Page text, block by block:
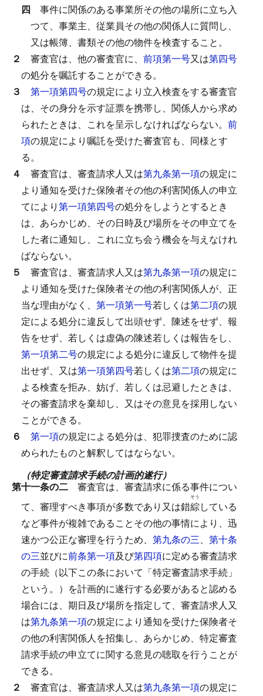
四 事件に関係のある事業所その他の場所に立ち入
つて、事業主、従業員その他の関係人に質問し、
又は帳簿、書類その他の物件を検査すること。
２ 審査官は、他の審査官に、 前項第一号又は第四号
の処分を嘱託することができる。
３ 第一項第四号の規定により立入検査をする審査官
は、その身分を示す証票を携帯し、関係人から求め
られたときは、これを呈示しなければならない。 前
項の規定により嘱託を受けた審査官も、同様とす
る。
４ 審査官は、審査請求人又は第九条第一項の規定に
より通知を受けた保険者その他の利害関係人の申立
てにより第一項第四号の処分をしようとするとき
は、あらかじめ、その日時及び場所をその申立てを
した者に通知し、これに立ち会う機会を与えなけれ
ばならない。
５ 審査官は、審査請求人又は第九条第一項の規定に
より通知を受けた保険者その他の利害関係人が、正
当な理由がなく、 第一項第一号若しくは第二項の規
定による処分に違反して出頭せず、陳述をせず、報
告をせず、若しくは虚偽の陳述若しくは報告をし、
第一項第二号の規定による処分に違反して物件を提
出せず、又は第一項第四号若しくは第二項の規定に
よる検査を拒み、妨げ、若しくは忌避したときは、
その審査請求を棄却し、又はその意見を採用しない
ことができる。
６ 第一項の規定による処分は、犯罪捜査のために認
められたものと解釈してはならない。
（特定審査請求手続の計画的遂行）
第十一条の二 審査官は、審査請求に係る事件につい
て、審理すべき事項が多数であり又は錯綜
そう
している
など事件が複雑であることその他の事情により、迅
速かつ公正な審理を行うため、 第九条の三、 第十条
の三並びに前条第一項及び第四項に定める審査請求
の手続（以下この条において「特定審査請求手続」
という。）を計画的に遂行する必要があると認める
場合には、期日及び場所を指定して、審査請求人又
は第九条第一項の規定により通知を受けた保険者そ
の他の利害関係人を招集し、あらかじめ、特定審査
請求手続の申立てに関する意見の聴取を行うことが
できる。
２ 審査官は、審査請求人又は第九条第一項の規定に